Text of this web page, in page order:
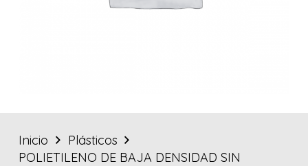
Inicio
Plásticos
POLIETILENO DE BAJA DENSIDAD SIN